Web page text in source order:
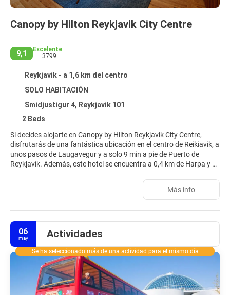
Canopy by Hilton Reykjavik City Centre
9,1
Excelente
3799
Reykjavik - a 1,6 km del centro
SOLO HABITACIÓN
Smidjustigur 4, Reykjavik 101
2 Beds
Si decides alojarte en Canopy by Hilton Reykjavik City Centre,
disfrutarás de una fantástica ubicación en el centro de Reikiavik, a
unos pasos de Laugavegur y a solo 9 min a pie de Puerto de
Reykjavík. Además, este hotel se encuentra a 0,4 km de Harpa y a
Con gimnasio y muchas otras instalaciones recreativas a tu
también conexión a Internet wifi gratis y servicios de conserjería.
Encontrarás también una tienda de recuerdos y un salón de
eventos.
Te sentirás como en tu propia casa en cualquiera de las 112
habitaciones con frigorífico y máquina de café espresso. Las
camas cuentan con colchones viscoelásticos y ropa de cama de
alta calidad para descansar plácidamente. Con la televisión LCD
de 40 pulgadas y la conexión wifi gratis, tienes para elegir a la
Más info
06
may Actividades
Se ha seleccionado más de una actividad para el mismo día